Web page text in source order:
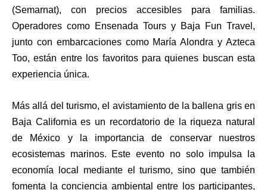
(Semarnat), con precios accesibles para familias.
Operadores como Ensenada Tours y Baja Fun Travel,
junto con embarcaciones como María Alondra y Azteca
Too, están entre los favoritos para quienes buscan esta
experiencia única.
Más allá del turismo, el avistamiento de la ballena gris en
Baja California es un recordatorio de la riqueza natural
de México y la importancia de conservar nuestros
ecosistemas marinos. Este evento no solo impulsa la
economía local mediante el turismo, sino que también
fomenta la conciencia ambiental entre los participantes,